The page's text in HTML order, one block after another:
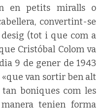
en petits miralls o
convertint-se
desig (tot i que com a
Cristóbal Colom va
9 de gener de 1943
van sortir ben alt
boniques com les
tenien forma